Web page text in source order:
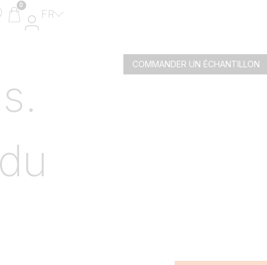
Panneaux en composite
Panneaux en aluminium
Décors en aluminium
MyFencePlanner
Échantillons clôture
0
FR
COMMANDER UN ÉCHANTILLON​